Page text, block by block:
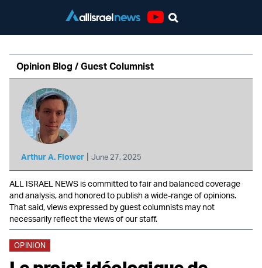
Opinion Blog / Guest Columnist
Arthur A. Flower | June 27, 2025
ALL ISRAEL NEWS is committed to fair and balanced coverage
and analysis, and honored to publish a wide-range of opinions.
That said, views expressed by guest columnists may not
necessarily reflect the views of our staff.
OPINION